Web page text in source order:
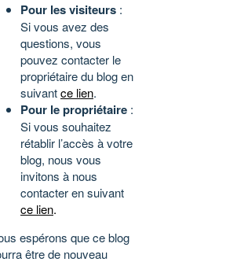
Pour les visiteurs :
Si vous avez des
questions, vous
pouvez contacter le
propriétaire du blog en
suivantce lien.
Pour le propriétaire :
Si vous souhaitez
rétablir l’accès à votre
blog, nous vous
invitons à nous
contacter en suivant
ce lien.
espérons que ce blog
être de nouveau